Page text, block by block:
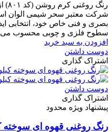
شرکت‌ معتبر سحر شیمی الوان
بصری و فنی خاص خود، انتخابی
سطوح فلزی و چوبی محسوب
افزودن به سبد خرید
دوست داشتن
اشتراک گذاری
دوست داشتن
اشتراک گذاری
پیشنهاد ویژه محدود
رنگ روغنی قهوه ای سوخته